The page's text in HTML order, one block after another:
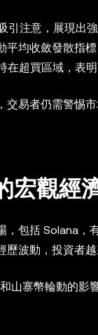
引注意，展現出
均收斂發散指
超買區域，表明
交易者仍需警惕
宏觀經
，包括 Solana
波動，投資者
山寨幣輪動的